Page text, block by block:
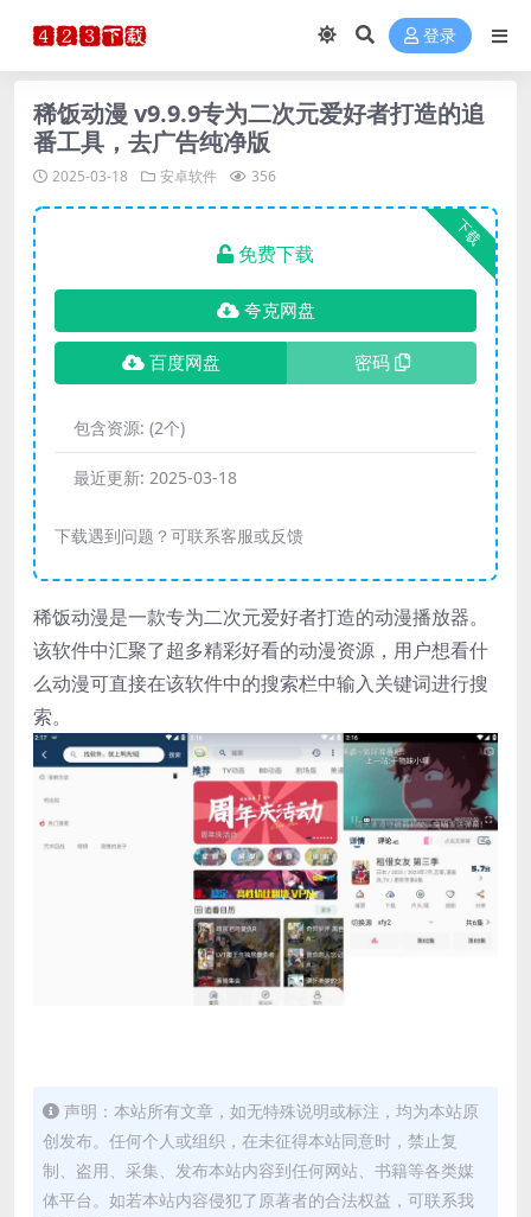
登录
稀饭动漫 v9.9.9专为二次元爱好者打造的追
番工具，去广告纯净版
2025-03-18 安卓软件 356
下载
免费下载
夸克网盘
百度网盘 密码
包含资源: (2个)
最近更新: 2025-03-18
下载遇到问题？可联系客服或反馈
稀饭动漫是一款专为二次元爱好者打造的动漫播放器。
该软件中汇聚了超多精彩好看的动漫资源，用户想看什
么动漫可直接在该软件中的搜索栏中输入关键词进行搜
索。
声明：本站所有文章，如无特殊说明或标注，均为本站原
创发布。任何个人或组织，在未征得本站同意时，禁止复
制、盗用、采集、发布本站内容到任何网站、书籍等各类媒
体平台。如若本站内容侵犯了原著者的合法权益，可联系我